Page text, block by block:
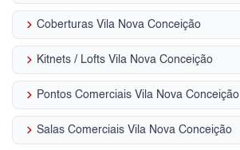
keyboard_arrow_right Coberturas Vila Nova Conceição
keyboard_arrow_right Kitnets / Lofts Vila Nova Conceição
keyboard_arrow_right Pontos Comerciais Vila Nova Conceição
keyboard_arrow_right Salas Comerciais Vila Nova Conceição